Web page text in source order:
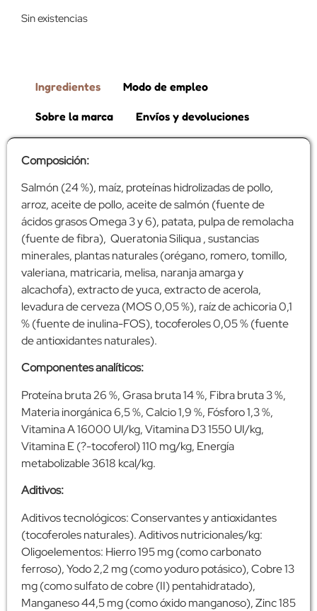
Sin existencias
Ingredientes Modo de empleo
Sobre la marca Envíos y devoluciones
Composición:
Salmón (24 %), maíz, proteínas hidrolizadas de pollo,
arroz, aceite de pollo, aceite de salmón (fuente de
ácidos grasos Omega 3 y 6), patata, pulpa de remolacha
(fuente de fibra), Queratonia Siliqua , sustancias
minerales, plantas naturales (orégano, romero, tomillo,
valeriana, matricaria, melisa, naranja amarga y
alcachofa), extracto de yuca, extracto de acerola,
levadura de cerveza (MOS 0,05 %), raíz de achicoria 0,1
% (fuente de inulina-FOS), tocoferoles 0,05 % (fuente
de antioxidantes naturales).
Componentes analíticos:
Proteína bruta 26 %, Grasa bruta 14 %, Fibra bruta 3 %,
Materia inorgánica 6,5 %, Calcio 1,9 %, Fósforo 1,3 %,
Vitamina A 16000 UI/kg, Vitamina D3 1550 UI/kg,
Vitamina E (?-tocoferol) 110 mg/kg, Energía
metabolizable 3618 kcal/kg.
Aditivos:
Aditivos tecnológicos: Conservantes y antioxidantes
(tocoferoles naturales). Aditivos nutricionales/kg:
Oligoelementos: Hierro 195 mg (como carbonato
ferroso), Yodo 2,2 mg (como yoduro potásico), Cobre 13
mg (como sulfato de cobre (II) pentahidratado),
Manganeso 44,5 mg (como óxido manganoso), Zinc 185